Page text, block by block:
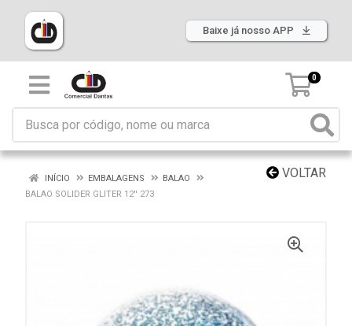
Baixe já nosso APP
0
VOLTAR
INÍCIO EMBALAGENS
BALAO
BALAO SOLIDER GLITER 12'' 273